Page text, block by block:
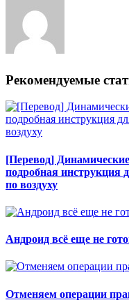
Рекомендуемые
[Перевод]
подробная инструкция
по воздуху
Андроид всё еще не
Отменяем операции